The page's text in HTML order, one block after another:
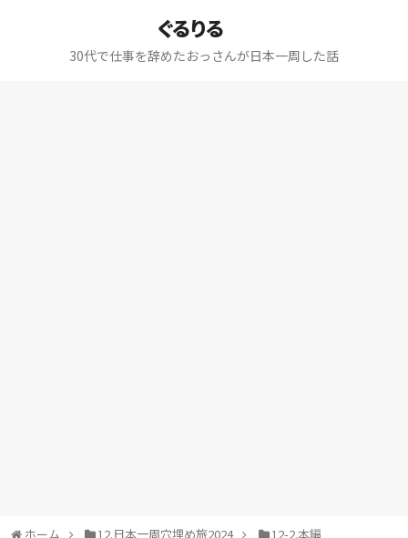
ぐるりる
30代で仕事を辞めたおっさんが日本一周した話
ホーム 12.日本一周穴埋め旅2024 12-2.本編